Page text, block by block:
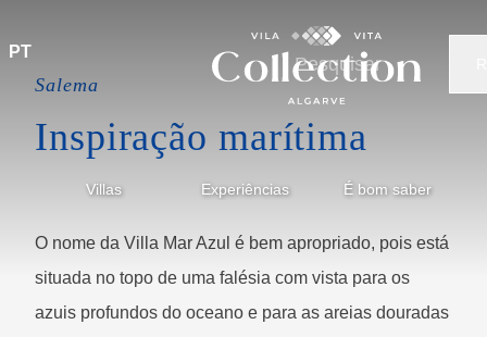
PT
Villas Experiências É bom saber
Salema
Inspiração marítima
O nome da Villa Mar Azul é bem apropriado, pois está
situada no topo de uma falésia com vista para os
azuis profundos do oceano e para as areias douradas